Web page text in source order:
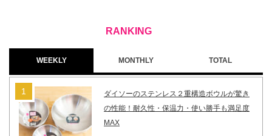
WEEKLY MONTHLY TOTAL
ダイソーのステンレス２重構造ボウルが驚き
の性能！耐久性・保温力・使い勝手も満足度
MAX